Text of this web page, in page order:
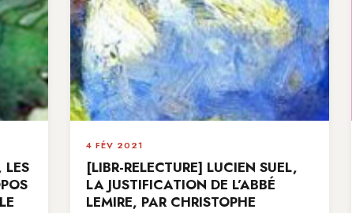
LES
4 FÉV 2021
[LIBR-RELECTURE] LUCIEN SUEL,
LA JUSTIFICATION DE L’ABBÉ
LEMIRE, PAR CHRISTOPHE